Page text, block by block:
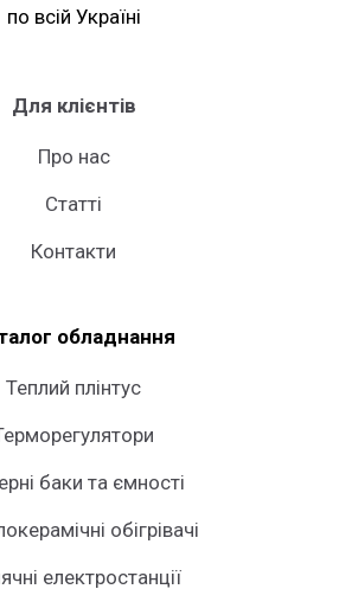
по всій Україні
Для клієнтів
Про нас
Статті
Контакти
обладнання
Теплий плінтус
баки та ємності
обігрівачі
електростанції